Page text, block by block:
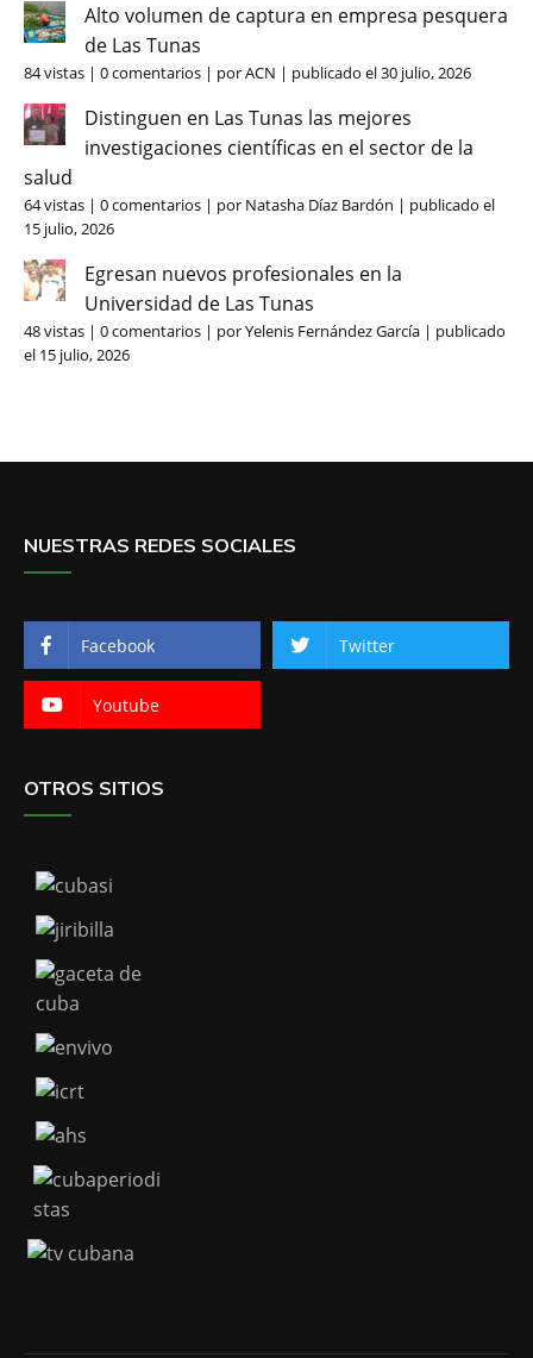
Alto volumen de captura en empresa pesquera
de Las Tunas
84 vistas | 0 comentarios | porACN | publicado el 30 julio, 2026
Distinguen en Las Tunas las mejores
investigaciones científicas en el sector de la
salud
64 vistas | 0 comentarios | por Natasha Díaz Bardón | publicado el
15 julio, 2026
Egresan nuevos profesionales en la
Universidad de Las Tunas
48 vistas | 0 comentarios | porYelenis Fernández García | publicado
el 15 julio, 2026
NUESTRAS REDES SOCIALES
Facebook Twitter
Youtube
OTROS SITIOS